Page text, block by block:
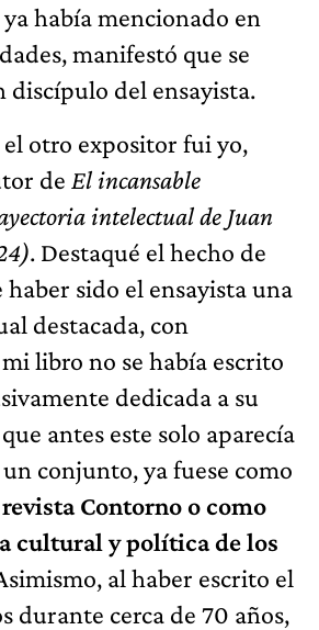
había mencionado en
manifestó que se
discípulo del ensayista.
otro expositor fui yo,
de El incansable
intelectual de Juan
. Destaqué el hecho de
haber sido el ensayista una
destacada, con
libro no se había escrito
dedicada a su
antes este solo aparecía
conjunto, ya fuese como
revista Contorno o como
cultural y política de los
al haber escrito el
durante cerca de 70 años,